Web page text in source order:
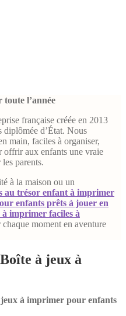
l’année
française créée en 2013
diplômée d’État. Nous
main, faciles à organiser,
offrir aux enfants une vraie
parents.
à la maison ou un
au trésor enfant à imprimer
enfants prêts à jouer en
à imprimer faciles à
moment en aventure
à jeux à
à imprimer pour enfants